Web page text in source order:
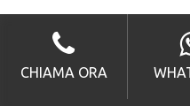
Apertura
Porta
Valle
CHIAMA ORA